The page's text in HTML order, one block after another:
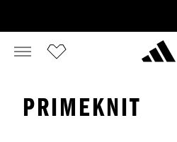
PRIMEKNIT